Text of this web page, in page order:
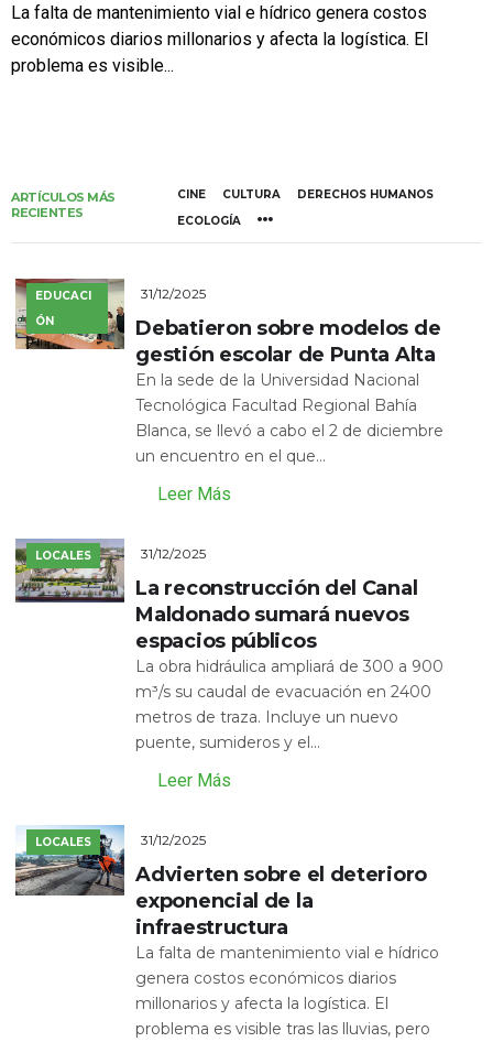
La falta de mantenimiento vial e hídrico genera costos
económicos diarios millonarios y afecta la logística. El
problema es visible...
ARTÍCULOS MÁS
RECIENTES
CINE CULTURA
DERECHOS HUMANOS
ECOLOGÍA
EDUCACI
ÓN
31/12/2025
Debatieron sobre modelos de
gestión escolar de Punta Alta
En la sede de la Universidad Nacional
Tecnológica Facultad Regional Bahía
Blanca, se llevó a cabo el 2 de diciembre
un encuentro en el que...
Leer Más
LOCALES 31/12/2025
La reconstrucción del Canal
Maldonado sumará nuevos
espacios públicos
La obra hidráulica ampliará de 300 a 900
m³/s su caudal de evacuación en 2400
metros de traza. Incluye un nuevo
puente, sumideros y el...
Leer Más
LOCALES 31/12/2025
Advierten sobre el deterioro
exponencial de la
infraestructura
La falta de mantenimiento vial e hídrico
genera costos económicos diarios
millonarios y afecta la logística. El
problema es visible tras las lluvias, pero